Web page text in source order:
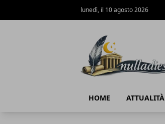
lunedì, il 10 agosto 2026
HOME ATTUALITÀ